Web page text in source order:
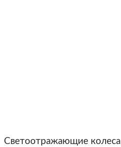
Светоотражающие колеса